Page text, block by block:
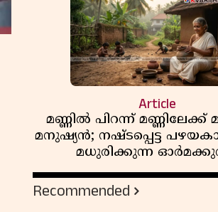
Article
മണ്ണിൽ പിറന്ന് മണ്ണിലേക്ക്
മനുഷ്യൻ; നഷ്ടപ്പെട്ട
മധുരിക്കുന്ന
Recommended